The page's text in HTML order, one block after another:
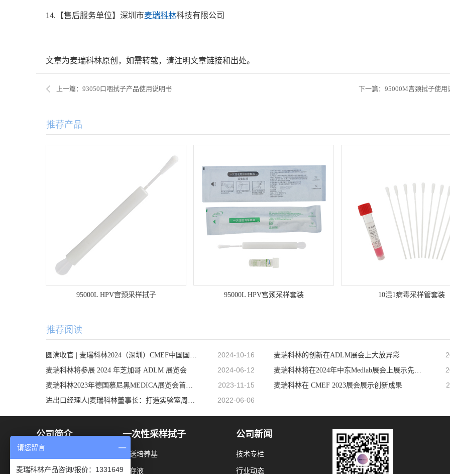
14.【售后服务单位】深圳市麦瑞科林科技有限公司
文章为麦瑞科林原创，如需转载，请注明文章链接和出处。
上一篇：93050口咽拭子产品使用说明书 下一篇：95000M宫颈拭子使用
推荐产品
95000L HPV宫颈采样拭子 95000L HPV宫颈采样套装 10混1病毒采样管套装
推荐阅读
圆满收官 | 麦瑞科林2024（深圳）CMEF中国国际医疗器械展之行顺利完成！ 2024-10-16 麦瑞科林的创新在ADLM展会上大放异彩
麦瑞科林将参展 2024 年芝加哥 ADLM 展览会 2024-06-12 麦瑞科林将在2024年中东Medlab展会上展示先进技术
麦瑞科林2023年德国慕尼黑MEDICA展览会首日精彩回顾 2023-11-15 麦瑞科林在 CMEF 2023展会展示创新成果
进出口经理人|麦瑞科林董事长：打造实验室周边耗材第一品牌 2022-06-06
公司简介
实验室
一次性采样拭子
运送培养基
保存液
公司新闻
技术专栏
行业动态
请您留言
麦瑞科林产品咨询/报价：1331649